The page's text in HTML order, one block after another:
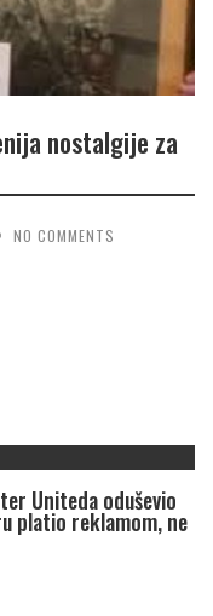
nostalgije za
NO COMMENTS
Uniteda oduševio
platio reklamom, ne